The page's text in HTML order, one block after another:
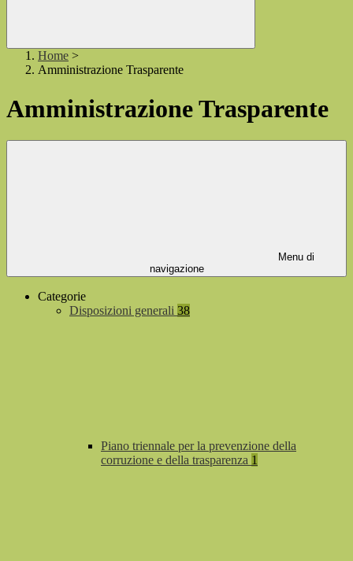
Home >
Amministrazione Trasparente
Amministrazione Trasparente
Menu di
navigazione
Categorie
Disposizioni generali 38
Piano triennale per la prevenzione della
corruzione e della trasparenza 1